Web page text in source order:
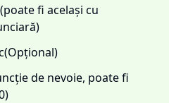
fi același cu
de nevoie, poate fi